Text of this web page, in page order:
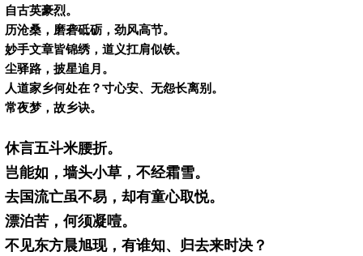
自古英豪烈。
历沧桑，磨砻砥砺，劲风高节。
妙手文章皆锦绣，道义扛肩似铁。
尘驿路，披星追月。
人道家乡何处在？寸心安、无怨长离别。
常夜梦，故乡诀。
休言五斗米腰折。
岂能如，墙头小草，不经霜雪。
去国流亡虽不易，却有童心取悦。
漂泊苦，何须凝噎。
不见东方晨旭现，有谁知、归去来时决？